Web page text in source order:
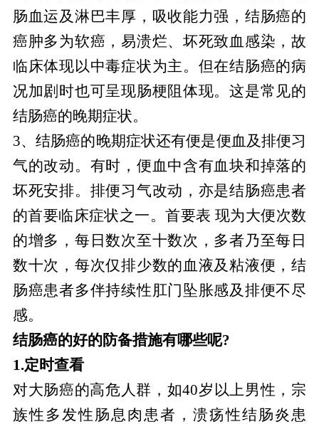
肠血运及淋巴丰厚，吸收能力强，结肠癌的
癌肿多为软癌，易溃烂、坏死致血感染，故
临床体现以中毒症状为主。但在结肠癌的病
况加剧时也可呈现肠梗阻体现。这是常见的
结肠癌的晚期症状。
3、结肠癌的晚期症状还有便是便血及排便习
气的改动。有时，便血中含有血块和掉落的
坏死安排。排便习气改动，亦是结肠癌患者
的首要临床症状之一。首要表 现为大便次数
的增多，每日数次至十数次，多者乃至每日
数十次，每次仅排少数的血液及粘液便，结
肠癌患者多伴持续性肛门坠胀感及排便不尽
感。
结肠癌的好的防备措施有哪些呢?
1.定时查看
对大肠癌的高危人群，如40岁以上男性，宗
族性多发性肠息肉患者，溃疡性结肠炎患